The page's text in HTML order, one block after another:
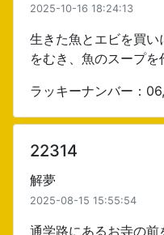
2025-10-16 18:24:13
生きた魚とエビを買
をむき、魚のスープを
ラッキーナンバー：
22314
解夢
2025-08-15 15:55:54
通学路にあるお寺の